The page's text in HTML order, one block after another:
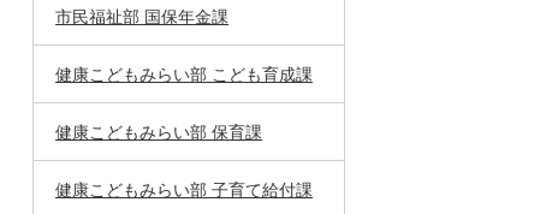
市民福祉部 国保年金課
健康こどもみらい部 こども育成課
健康こどもみらい部 保育課
健康こどもみらい部 子育て給付課